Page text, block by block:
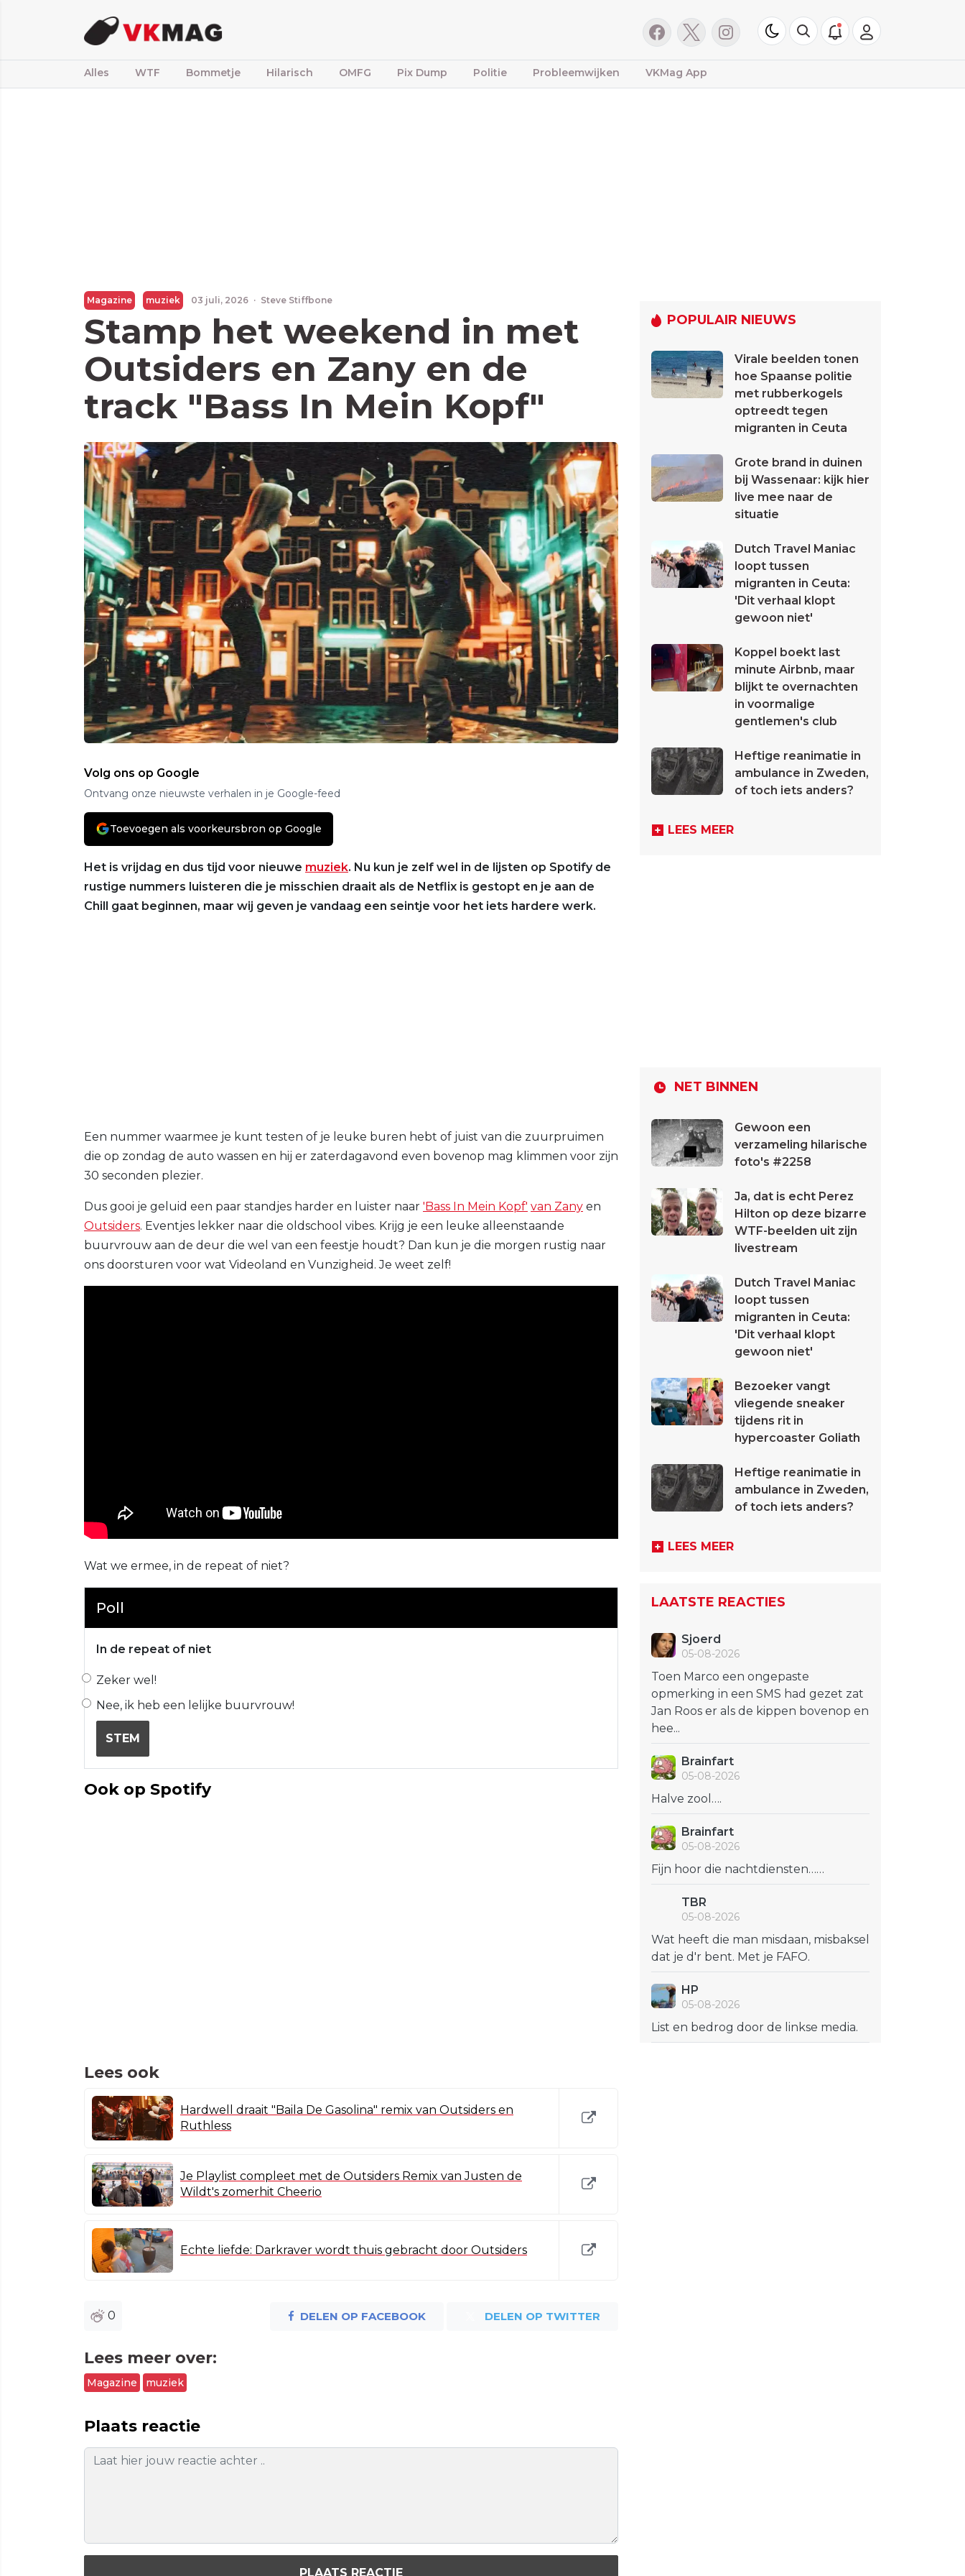
Alles WTF Bommetje Hilarisch OMFG Pix Dump Politie Probleemwijken VKMag App
Magazine muziek 03 juli, 2026 · Steve Stiffbone
Stamp het weekend in met
Outsiders en Zany en de
track "Bass In Mein Kopf"
Volg ons op Google
Ontvang onze nieuwste verhalen in je Google-feed
Toevoegen als voorkeursbron op Google
Het is vrijdag en dus tijd voor nieuwe muziek. Nu kun je zelf wel in de lijsten op Spotify de
rustige nummers luisteren die je misschien draait als de Netflix is gestopt en je aan de
Chill gaat beginnen, maar wij geven je vandaag een seintje voor het iets hardere werk.
Een nummer waarmee je kunt testen of je leuke buren hebt of juist van die zuurpruimen
die op zondag de auto wassen en hij er zaterdagavond even bovenop mag klimmen voor zijn
30 seconden plezier.
Dus gooi je geluid een paar standjes harder en luister naar 'Bass In Mein Kopf' van Zany en
Outsiders. Eventjes lekker naar die oldschool vibes. Krijg je een leuke alleenstaande
buurvrouw aan de deur die wel van een feestje houdt? Dan kun je die morgen rustig naar
ons doorsturen voor wat Videoland en Vunzigheid. Je weet zelf!
Wat we ermee, in de repeat of niet?
Poll
In de repeat of niet
Zeker wel!
Nee, ik heb een lelijke buurvrouw!
STEM
Ook op Spotify
Lees ook
Hardwell draait "Baila De Gasolina" remix van Outsiders en
Ruthless
Je Playlist compleet met de Outsiders Remix van Justen de
Wildt's zomerhit Cheerio
Echte liefde: Darkraver wordt thuis gebracht door Outsiders
0 DELEN OP FACEBOOK DELEN OP TWITTER
Lees meer over:
Magazine muziek
Plaats reactie
PLAATS REACTIE
POPULAIR NIEUWS
Virale beelden tonen
hoe Spaanse politie
met rubberkogels
optreedt tegen
migranten in Ceuta
Grote brand in duinen
bij Wassenaar: kijk hier
live mee naar de
situatie
Dutch Travel Maniac
loopt tussen
migranten in Ceuta:
'Dit verhaal klopt
gewoon niet'
Koppel boekt last
minute Airbnb, maar
blijkt te overnachten
in voormalige
gentlemen's club
Heftige reanimatie in
ambulance in Zweden,
of toch iets anders?
LEES MEER
NET BINNEN
Gewoon een
verzameling hilarische
foto's #2258
Ja, dat is echt Perez
Hilton op deze bizarre
WTF-beelden uit zijn
livestream
Dutch Travel Maniac
loopt tussen
migranten in Ceuta:
'Dit verhaal klopt
gewoon niet'
Bezoeker vangt
vliegende sneaker
tijdens rit in
hypercoaster Goliath
Heftige reanimatie in
ambulance in Zweden,
of toch iets anders?
LEES MEER
LAATSTE REACTIES
Sjoerd
05-08-2026
Toen Marco een ongepaste
opmerking in een SMS had gezet zat
Jan Roos er als de kippen bovenop en
hee...
Brainfart
05-08-2026
Halve zool….
Brainfart
05-08-2026
Fijn hoor die nachtdiensten……
TBR
05-08-2026
Wat heeft die man misdaan, misbaksel
dat je d'r bent. Met je FAFO.
HP
05-08-2026
List en bedrog door de linkse media.